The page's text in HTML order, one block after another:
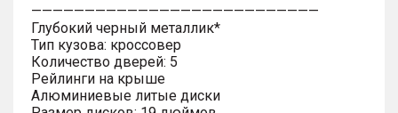
———————————————————————————
Глубокий черный металлик*
Тип кузова: кроссовер
Количество дверей: 5
Рейлинги на крыше
Алюминиевые литые диски